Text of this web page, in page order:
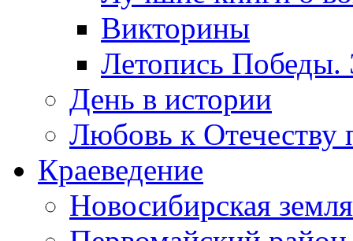
Викторины
Летопись Победы.
День в истории
Любовь к Отечеству
Краеведение
Новосибирская земля